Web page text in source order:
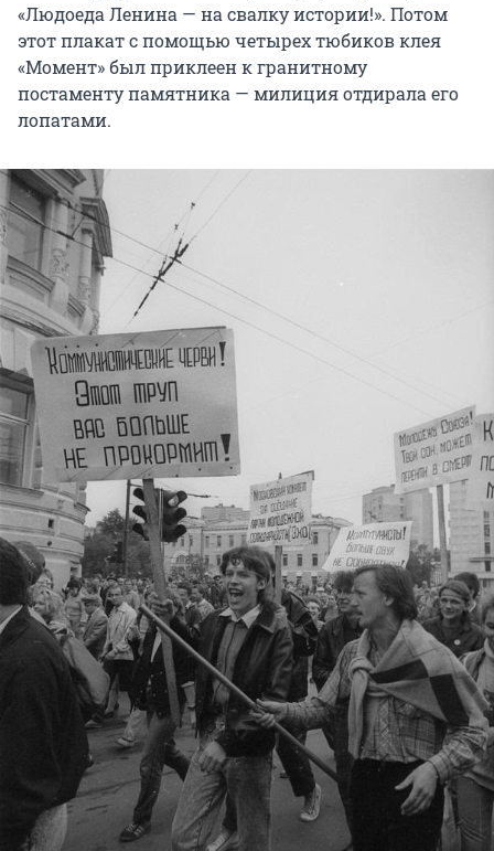
«Людоеда Ленина — на свалку истории!». Потом
этот плакат с помощью четырех тюбиков клея
«Момент» был приклеен к гранитному
постаменту памятника — милиция отдирала его
лопатами.